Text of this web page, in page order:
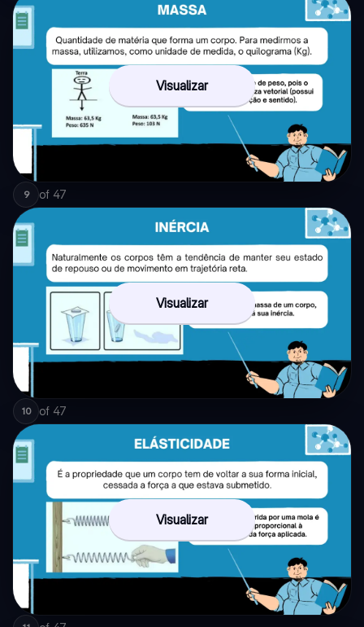
Visualizar
9 of 47
Visualizar
10 of 47
Visualizar